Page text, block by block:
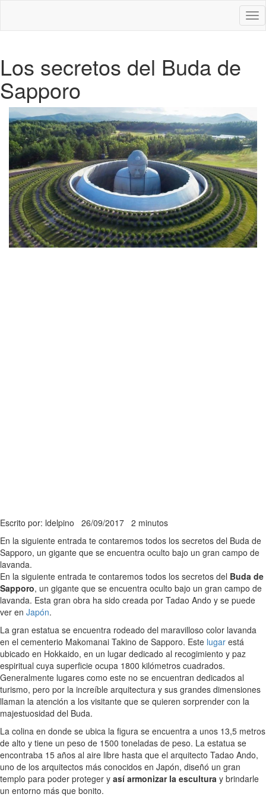
Los secretos del Buda de
Sapporo
Escrito por: ldelpino 26/09/2017 2 minutos
En la siguiente entrada te contaremos todos los secretos del Buda de
Sapporo, un gigante que se encuentra oculto bajo un gran campo de
lavanda.
En la siguiente entrada te contaremos todos los secretos del Buda de
Sapporo, un gigante que se encuentra oculto bajo un gran campo de
lavanda. Esta gran obra ha sido creada por Tadao Ando y se puede
ver en Japón.
La gran estatua se encuentra rodeado del maravilloso color lavanda
en el cementerio Makomanai Takino de Sapporo. Este lugar está
ubicado en Hokkaido, en un lugar dedicado al recogimiento y paz
espiritual cuya superficie ocupa 1800 kilómetros cuadrados.
Generalmente lugares como este no se encuentran dedicados al
turismo, pero por la increíble arquitectura y sus grandes dimensiones
llaman la atención a los visitante que se quieren sorprender con la
majestuosidad del Buda.
La colina en donde se ubica la figura se encuentra a unos 13,5 metros
de alto y tiene un peso de 1500 toneladas de peso. La estatua se
encontraba 15 años al aire libre hasta que el arquitecto Tadao Ando,
uno de los arquitectos más conocidos en Japón, diseñó un gran
templo para poder proteger y así armonizar la escultura y brindarle
un entorno más que bonito.